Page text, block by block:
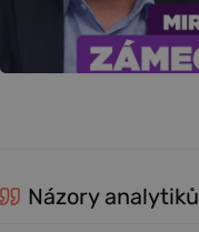
Názory analytiků